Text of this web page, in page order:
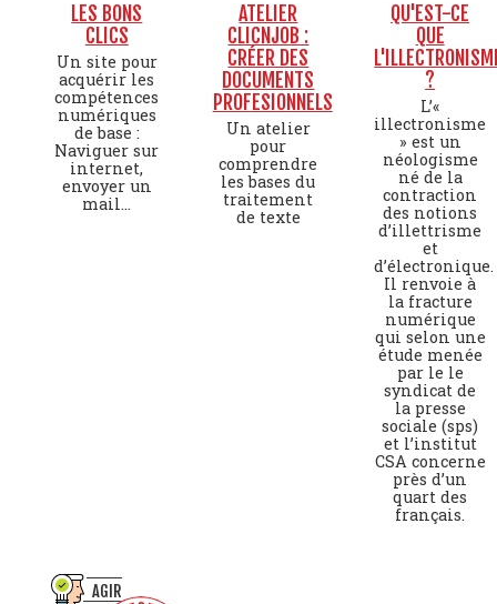
LES BONS
CLICS
Un site pour
acquérir les
compétences
numériques
de base :
Naviguer sur
internet,
envoyer un
mail...
ATELIER
CLICNJOB :
CRÉER DES
DOCUMENTS
PROFESIONNELS
Un atelier
pour
comprendre
les bases du
traitement
de texte
QU'EST-CE
QUE
?
L’«
illectronisme
» est un
néologisme
né de la
contraction
des notions
d’illettrisme
et
d’électronique.
Il renvoie à
la fracture
numérique
qui selon une
étude menée
par le le
syndicat de
la presse
sociale (sps)
et l’institut
CSA concerne
près d’un
quart des
français.
AGIR